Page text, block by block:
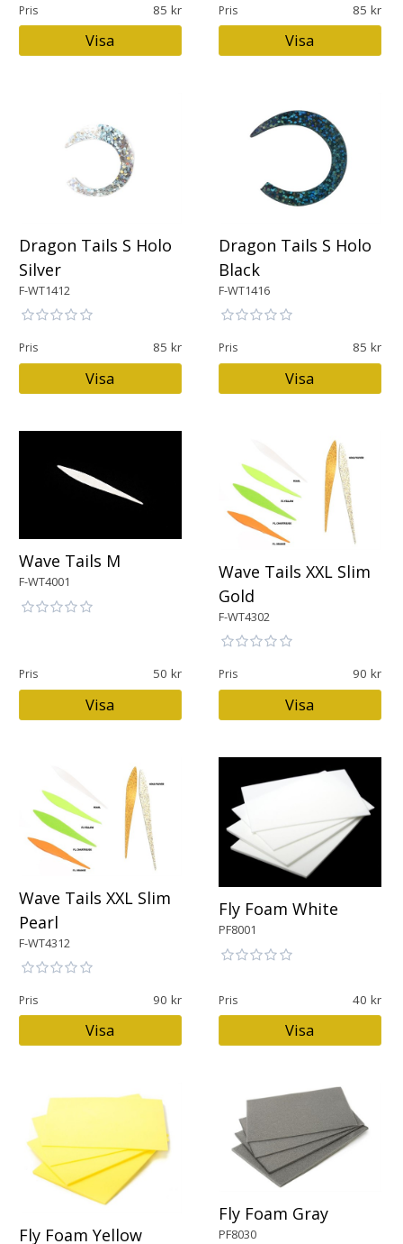
Pris 85
Visa
Pris 85
Visa
Dragon Tails S Holo
Silver
F-WT1412
Pris 85
Visa
Dragon Tails S Holo
Black
F-WT1416
Pris 85
Visa
Wave Tails M
F-WT4001
Pris 50
Visa
Wave Tails XXL Slim
Gold
F-WT4302
Pris 90
Visa
Wave Tails XXL Slim
Pearl
F-WT4312
Pris 90
Visa
Fly Foam White
PF8001
Pris 40
Visa
Fly Foam Yellow
Fly Foam Gray
PF8030